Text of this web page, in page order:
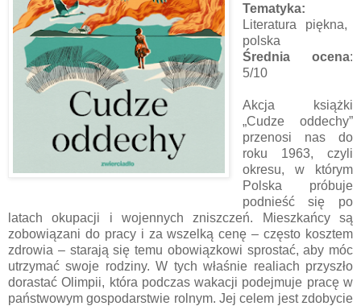
Tematyka:
Literatura piękna,
polska
Średnia ocena:
5/10
Akcja książki
„Cudze oddechy”
przenosi nas do
roku 1963, czyli
okresu, w którym
Polska próbuje
podnieść się po
latach okupacji i wojennych zniszczeń. Mieszkańcy są
zobowiązani do pracy i za wszelką cenę – często kosztem
zdrowia – starają się temu obowiązkowi sprostać, aby móc
utrzymać swoje rodziny. W tych właśnie realiach przyszło
dorastać Olimpii, która podczas wakacji podejmuje pracę w
państwowym gospodarstwie rolnym. Jej celem jest zdobycie